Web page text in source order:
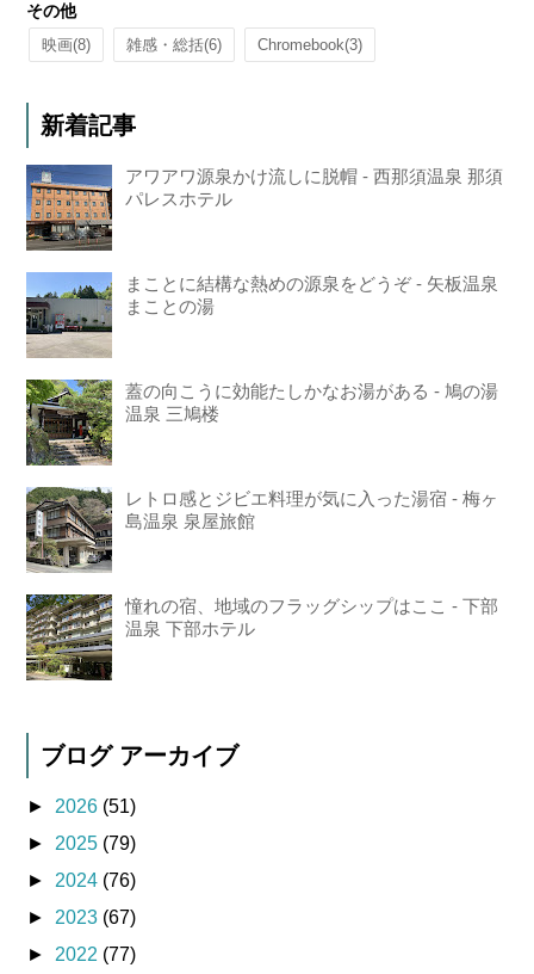
その他
映画(8) 雑感・総括(6) Chromebook(3)
新着記事
アワアワ源泉かけ流しに脱帽 - 西那須温泉 那須
パレスホテル
まことに結構な熱めの源泉をどうぞ - 矢板温泉
まことの湯
蓋の向こうに効能たしかなお湯がある - 鳩の湯
温泉 三鳩楼
レトロ感とジビエ料理が気に入った湯宿 - 梅ヶ
島温泉 泉屋旅館
憧れの宿、地域のフラッグシップはここ - 下部
温泉 下部ホテル
ブログ アーカイブ
► 2026 (51)
► 2025 (79)
► 2024 (76)
► 2023 (67)
► 2022 (77)